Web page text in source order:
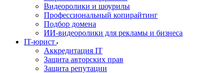
Видеоролики и шоурилы
Профессиональный копирайтинг
Подбор домена
ИИ-видеоролики для рекламы и бизнеса
IT-юрист
Аккредитация IT
Защита авторских прав
Защита репутации